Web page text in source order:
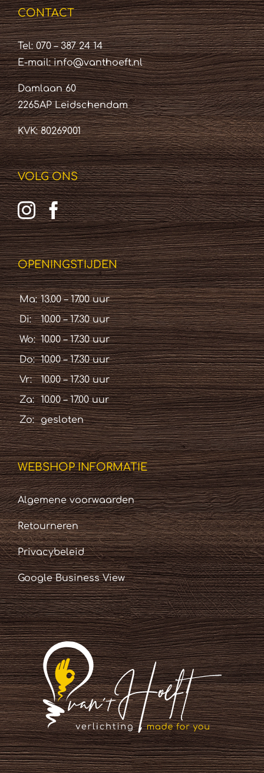
CONTACT
Tel: 070 – 387 24 14
E-mail:info@vanthoeft.nl
Damlaan 60
2265AP Leidschendam
KVK: 80269001
VOLG ONS
OPENINGSTIJDEN
Ma: 13.00 – 17.00 uur
Di:
10.00 – 17.30 uur
Wo: 10.00 – 17.30 uur
Do: 10.00 – 17.30 uur
Vr:
10.00 – 17.30 uur
Za:
10.00 – 17.00 uur
Zo:
gesloten
WEBSHOP INFORMATIE
Algemene voorwaarden
Retourneren
Privacybeleid
Google Business View